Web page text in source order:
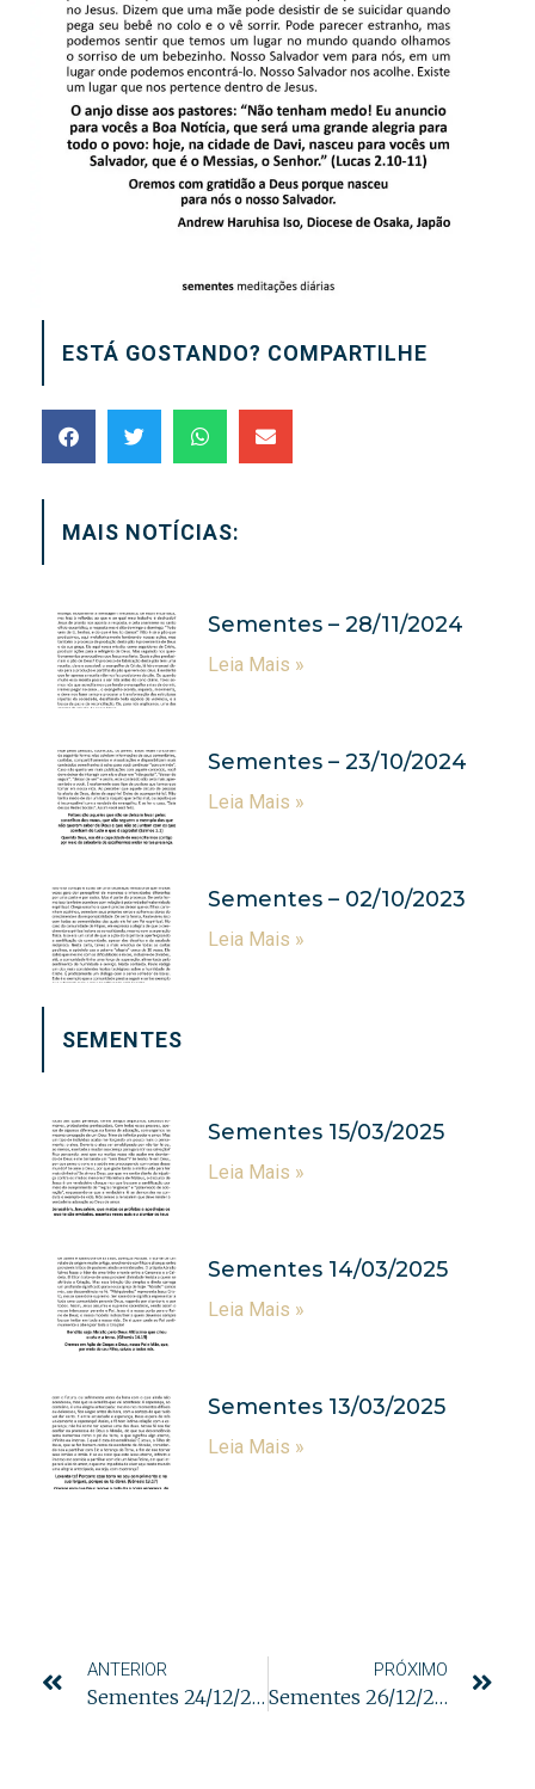
ESTÁ GOSTANDO? COMPARTILHE
MAIS NOTÍCIAS:
Sementes – 28/11/2024
Leia Mais »
Sementes – 23/10/2024
Leia Mais »
Sementes – 02/10/2023
Leia Mais »
SEMENTES
Sementes 15/03/2025
Leia Mais »
Sementes 14/03/2025
Leia Mais »
Sementes 13/03/2025
Leia Mais »
ANTERIOR
Sementes 24/12/2023
PRÓXIMO
Sementes 26/12/2023